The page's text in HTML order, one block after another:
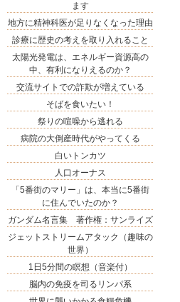
ます
地方に精神科医が足りなくなった理由
診療に歴史の考えを取り入れること
太陽光発電は、エネルギー資源高の
中、有利になりえるのか？
交流サイトでの詐欺が増えている
そばを食いたい！
祭りの喧噪から逃れる
病院の大倒産時代がやってくる
白いトンカツ
人口オーナス
「5番街のマリー」は、本当に5番街
に住んでいたのか？
ガンダム名言集 著作権：サンライズ
ジェットストリームアタック（趣味の
世界）
1日5分間の瞑想（音楽付）
脳内の免疫を司るリンパ系